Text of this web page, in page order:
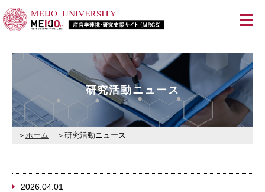
≡
研究活動ニュース
ホーム 研究活動ニュース
2026.04.01